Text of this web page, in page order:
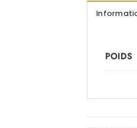
POIDS